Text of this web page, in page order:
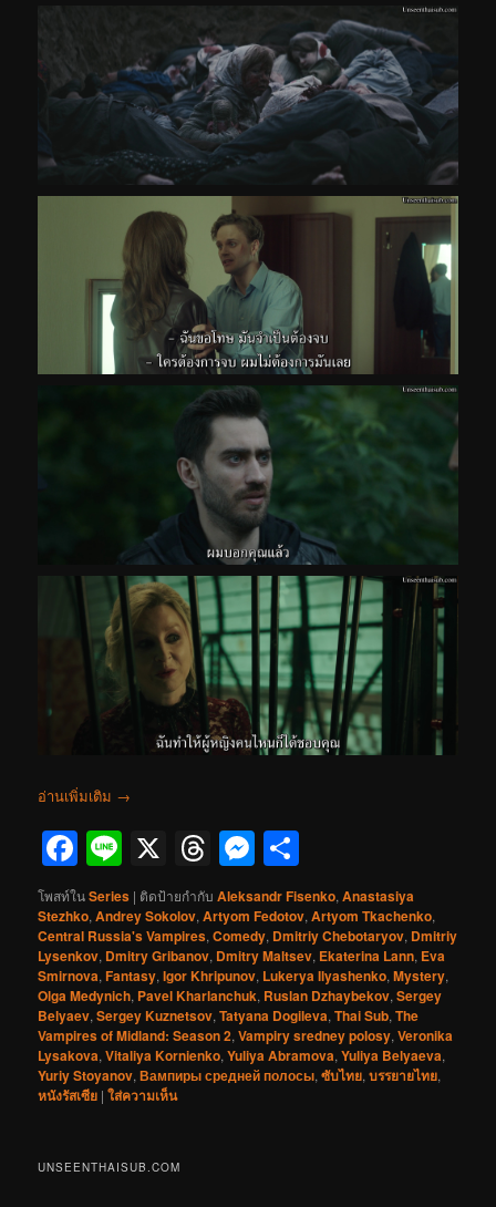
อ่านเพิ่มเติม →
Facebook
Line
X Threads
Messenger
โพสท์ในSeries | ติดป้ายกำกับ Aleksandr Fisenko,Anastasiya
Stezhko,Andrey Sokolov,Artyom Fedotov,Artyom Tkachenko,
Central Russia's Vampires,Comedy, Dmitriy Chebotaryov, Dmitriy
Lysenkov, Dmitry Gribanov, Dmitry Maltsev, Ekaterina Lann, Eva
Smirnova,Fantasy,Igor Khripunov, Lukerya Ilyashenko,Mystery,
Olga Medynich, Pavel Kharlanchuk, Ruslan Dzhaybekov,Sergey
Belyaev,Sergey Kuznetsov,Tatyana Dogileva,Thai Sub,The
Vampires of Midland: Season 2,Vampiry sredney polosy,Veronika
Lysakova,Vitaliya Kornienko,Yuliya Abramova,Yuliya Belyaeva,
Yuriy Stoyanov,Вампиры средней полосы,ซับไทย,บรรยายไทย,
หนังรัสเซีย |ใส่ความเห็น
UNSEENTHAISUB.COM